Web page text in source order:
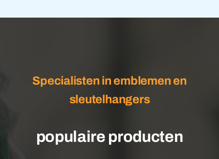
Specialisten in emblemen en
sleutelhangers
populaire producten